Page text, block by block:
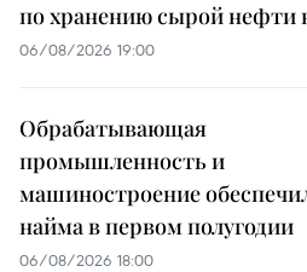
по хранению сырой нефти
06/08/2026 19:00
Обрабатывающая
промышленность и
машиностроение
найма в первом полугодии
06/08/2026 18:00